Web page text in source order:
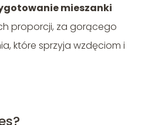
mieszanki
proporcji, za gorącego
które sprzyja wzdęciom i